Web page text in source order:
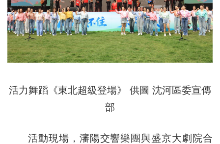
活力舞蹈《東北超級登場》 供圖 沈河區委宣傳
部
活動現場，瀋陽交響樂團與盛京大劇院合